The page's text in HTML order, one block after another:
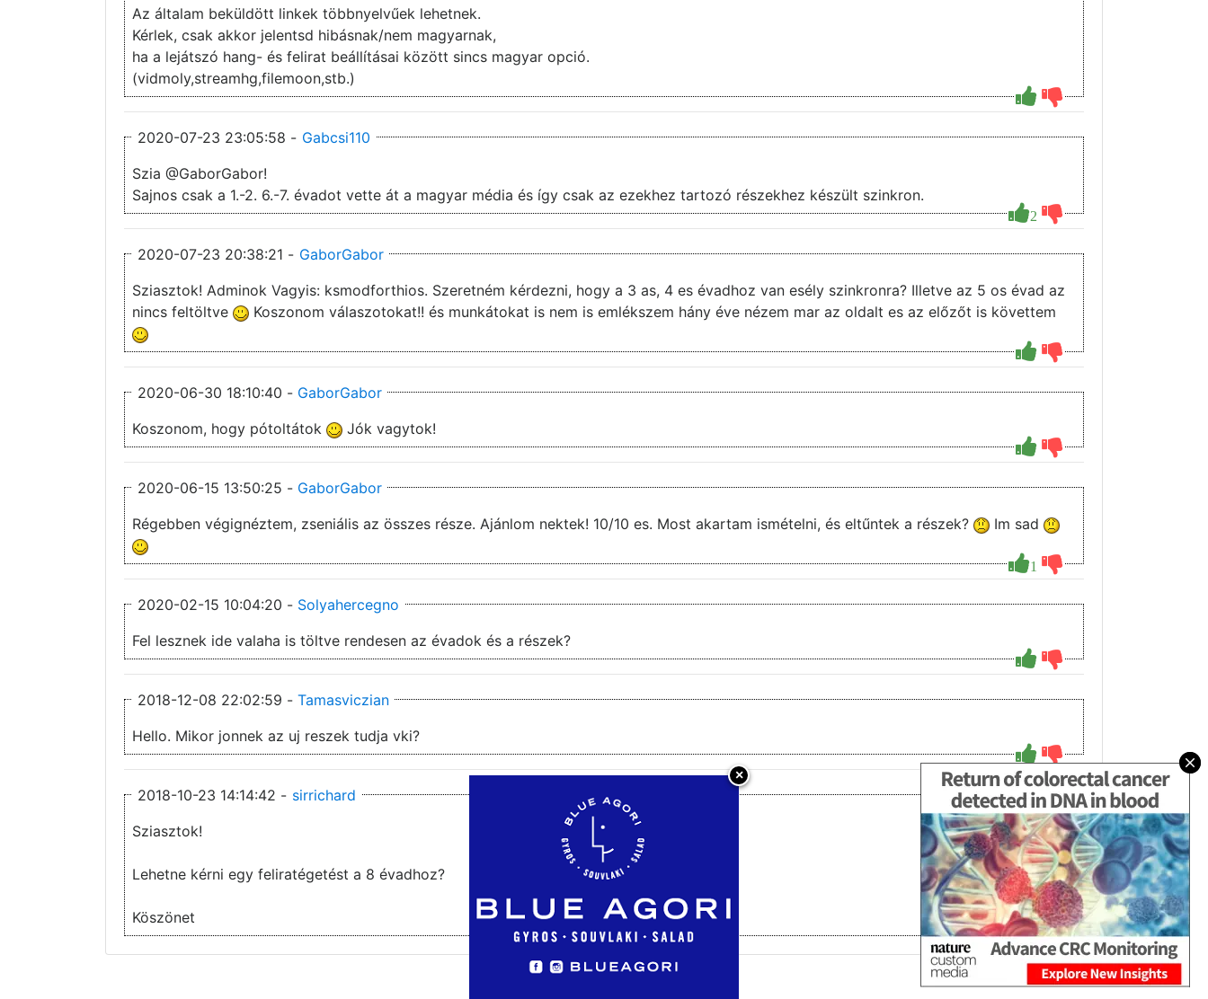
×
Az általam beküldött linkek többnyelvűek lehetnek.
Kérlek, csak akkor jelentsd hibásnak/nem magyarnak,
ha a lejátszó hang- és felirat beállításai között sincs magyar opció.
(vidmoly,streamhg,filemoon,stb.)
2020-07-23 23:05:58 - Gabcsi110
2
Szia @GaborGabor!
Sajnos csak a 1.-2. 6.-7. évadot vette át a magyar média és így csak az ezekhez tartozó részekhez készült szinkron.
2020-07-23 20:38:21 - GaborGabor
Sziasztok! Adminok Vagyis: ksmodforthios. Szeretném kérdezni, hogy a 3 as, 4 es évadhoz van esély szinkronra? Illetve az 5 os évad az
nincs feltöltve
Koszonom válaszotokat!! és munkátokat is nem is emlékszem hány éve nézem mar az oldalt es az előzőt is követtem
2020-06-30 18:10:40 - GaborGabor
Koszonom, hogy pótoltátok
Jók vagytok!
2020-06-15 13:50:25 - GaborGabor
1
Régebben végignéztem, zseniális az összes része. Ajánlom nektek! 10/10 es. Most akartam ismételni, és eltűntek a részek? Im sad
2020-02-15 10:04:20 - Solyahercegno
Fel lesznek ide valaha is töltve rendesen az évadok és a részek?
2018-12-08 22:02:59 - Tamasviczian
Hello. Mikor jonnek az uj reszek tudja vki?
2018-10-23 14:14:42 - sirrichard
Sziasztok!
Lehetne kérni egy feliratégetést a 8 évadhoz?
Köszönet